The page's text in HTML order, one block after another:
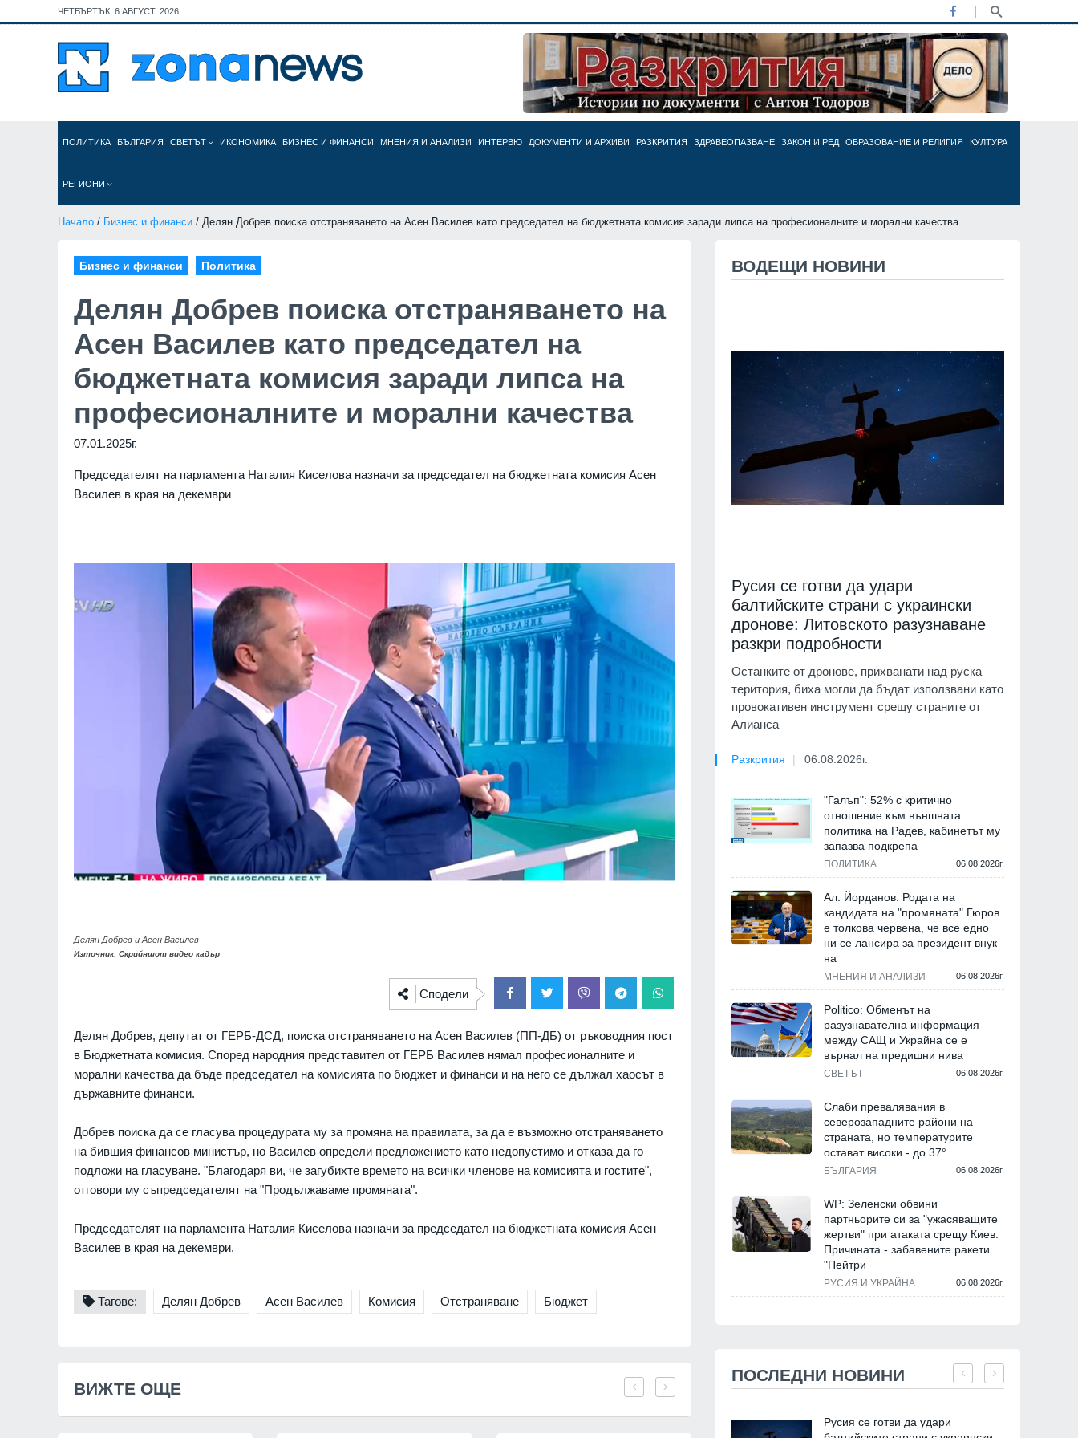
ЧЕТВЪРТЪК, 6 АВГУСТ, 2026
ПОЛИТИКА БЪЛГАРИЯ СВЕТЪТ ИКОНОМИКА БИЗНЕС И ФИНАНСИ МНЕНИЯ И АНАЛИЗИ ИНТЕРВЮ ДОКУМЕНТИ И АРХИВИ РАЗКРИТИЯ ЗДРАВЕОПАЗВАНЕ ЗАКОН И РЕД ОБРАЗОВАНИЕ И РЕЛИГИЯ КУЛТУРА
РЕГИОНИ
Начало / Бизнес и финанси / Делян Добрев поиска отстраняването на Асен Василев като председател на бюджетната комисия заради липса на професионалните и морални качества
Бизнес и финанси Политика
Делян Добрев поиска отстраняването на
Асен Василев като председател на
бюджетната комисия заради липса на
професионалните и морални качества
07.01.2025г.
Председателят на парламента Наталия Киселова назначи за председател на бюджетната комисия Асен
Василев в края на декември
Делян Добрев и Асен Василев
Източник: Скрийншот видео кадър
Сподели
Делян Добрев, депутат от ГЕРБ-ДСД, поиска отстраняването на Асен Василев (ПП-ДБ) от ръководния пост
в Бюджетната комисия. Според народния представител от ГЕРБ Василев нямал професионалните и
морални качества да бъде председател на комисията по бюджет и финанси и на него се дължал хаосът в
държавните финанси.
Добрев поиска да се гласува процедурата му за промяна на правилата, за да е възможно отстраняването
на бившия финансов министър, но Василев определи предложението като недопустимо и отказа да го
подложи на гласуване. "Благодаря ви, че загубихте времето на всички членове на комисията и гостите",
отговори му съпредседателят на "Продължаваме промяната".
Председателят на парламента Наталия Киселова назначи за председател на бюджетната комисия Асен
Василев в края на декември.
Тагове: Делян Добрев Асен Василев Комисия Отстраняване Бюджет
ВИЖТЕ ОЩЕ
ВОДЕЩИ НОВИНИ
Русия се готви да удари
балтийските страни с украински
дронове: Литовското разузнаване
разкри подробности
Останките от дронове, прихванати над руска
територия, биха могли да бъдат използвани като
провокативен инструмент срещу страните от
Алианса
Разкрития 06.08.2026г.
"Галъп": 52% с критично
отношение към външната
политика на Радев, кабинетът му
запазва подкрепа
ПОЛИТИКА 06.08.2026г.
Ал. Йорданов: Родата на
кандидата на "промяната" Гюров
е толкова червена, че все едно
ни се лансира за президент внук
на
МНЕНИЯ И АНАЛИЗИ 06.08.2026г.
Politico: Обменът на
разузнавателна информация
между САЩ и Украйна се е
върнал на предишни нива
СВЕТЪТ 06.08.2026г.
Слаби превалявания в
северозападните райони на
страната, но температурите
остават високи - до 37°
БЪЛГАРИЯ 06.08.2026г.
WP: Зеленски обвини
партньорите си за "ужасяващите
жертви" при атаката срещу Киев.
Причината - забавените ракети
"Пейтри
РУСИЯ И УКРАЙНА 06.08.2026г.
ПОСЛЕДНИ НОВИНИ
Русия се готви да удари